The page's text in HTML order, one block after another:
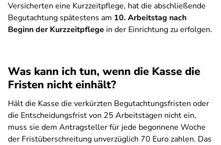
Versicherten eine Kurzzeitpflege, hat die abschließende
Begutachtung spätestens am 10. Arbeitstag nach
Beginn der Kurzzeitpflege in der Einrichtung zu erfolgen.
Was kann ich tun, wenn die Kasse die
Fristen nicht einhält?
Hält die Kasse die verkürzten Begutachtungsfristen oder
die Entscheidungsfrist von 25 Arbeitstagen nicht ein,
muss sie dem Antragsteller für jede begonnene Woche
der Fristüberschreitung unverzüglich 70 Euro zahlen. Das